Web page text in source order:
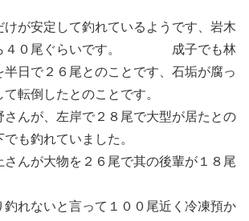
けが安定して釣れているようです、岩木
ら４０尾ぐらいです。 成子でも林
半日で２６尾とのことです、石垢が腐っ
転倒したとのことです。
さんが、左岸で２８尾で大型が居たとの
も釣れていました。
さんが大物を２６尾で其の後輩が１８尾
釣れないと言って１００尾近く冷凍預か